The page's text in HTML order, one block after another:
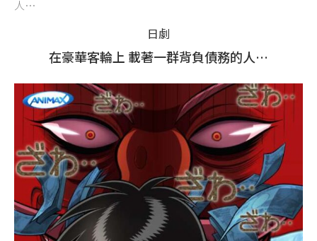
人…
日劇
在豪華客輪上 載著一群背負債務的人…